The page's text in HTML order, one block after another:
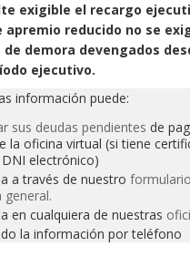
exigible el recargo
apremio reducido no se
demora devengados
ejecutivo.
información puede:
sus deudas pendientes de
la oficina virtual (si tiene
electrónico)
a través de nuestro
general.
en cualquiera de nuestras
la información por teléfono